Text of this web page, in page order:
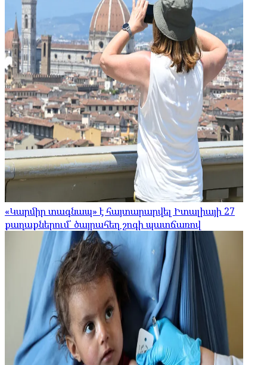
«Կարմիր տագնապ» է հայտարարվել Իտալիայի 27
քաղաքներում՝ ծայրահեղ շոգի պատճառով